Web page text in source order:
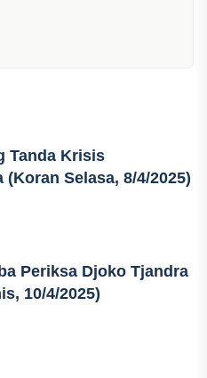
Tanda Krisis
(Koran Selasa, 8/4/2025)
Periksa Djoko Tjandra
10/4/2025)